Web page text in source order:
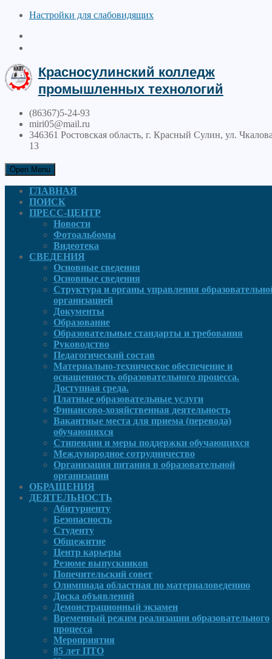
Настройки для cлабовидящих
Красносулинский колледж
промышленных технологий
(86367)5-24-93
miri05@mail.ru
346361 Ростовская область, г. Красный Сулин, ул.
13
Open Menu
ГЛАВНАЯ
ПОИСК
ПРЕСС-ЦЕНТР
Новости
Фотоальбомы
Видеотека
СВЕДЕНИЯ
Основные сведения
Основные сведения
Структура и органы управления
организацией
Документы
Образование
Образовательные стандарты и требования
Руководcтво
Педагогический состав
Материально-техническое обеспечение и
оснащенность образовательного процесса.
Доступная среда.
Платные образовательные услуги
Финансово-хозяйственная деятельность
Вакантные места для приема (перевода)
обучающихся
Стипендии и меры поддержки обучающихся
Международное сотрудничество
Организация питания в образовательной
организации
ОБРАЩЕНИЯ
ДЕЯТЕЛЬНОСТЬ
Абитуриенту
Безопасность
Студенту
Общежитие
Центр карьеры
Резюме выпускников
Попечительский совет
Олимпиада областная по материаловедению
Доска объявлений
Демонстрационный экзамен
Временный режим реализации образовательного
процесса
Мероприятия
85 лет ПТО